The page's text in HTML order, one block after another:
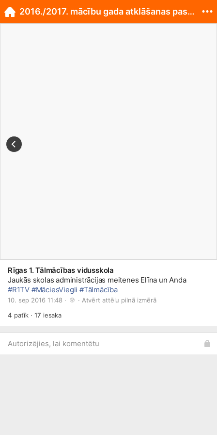
Rīgas 1. Tālmācības vidusskola
Jaukās skolas administrācijas meitenes Elīna un Anda
#R1TV #MāciesViegli #Tālmācība
10. sep 2016 11:48 · · Atvērt attēlu pilnā izmērā
4 patīk ·17 iesaka
Autorizējies, lai komentētu
2016./2017. mācību gada atklāšanas pasākumā...